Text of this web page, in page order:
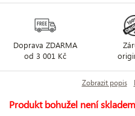
Doprava ZDARMA
od 3 001 Kč
Zobrazit popis
Produkt bohužel není skladem